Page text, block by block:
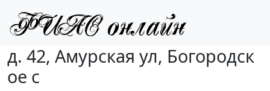
д. 42, Амурская ул, Богородск
ое с